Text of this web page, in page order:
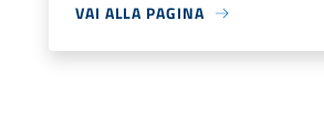
VAI ALLA PAGINA